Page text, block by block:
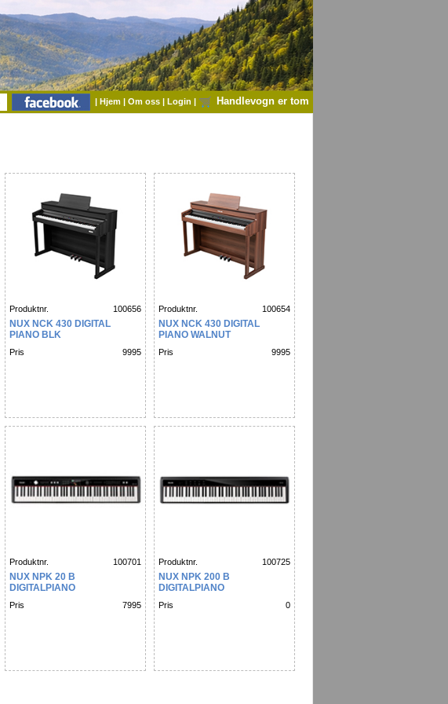
| Hjem | Om oss | Login | Handlevogn er tom
Produktnr. 100656
NUX NCK 430 DIGITAL
PIANO BLK
Pris 9995
Produktnr. 100654
NUX NCK 430 DIGITAL
PIANO WALNUT
Pris 9995
Produktnr. 100701
NUX NPK 20 B
DIGITALPIANO
Pris 7995
Produktnr. 100725
NUX NPK 200 B
DIGITALPIANO
Pris 0